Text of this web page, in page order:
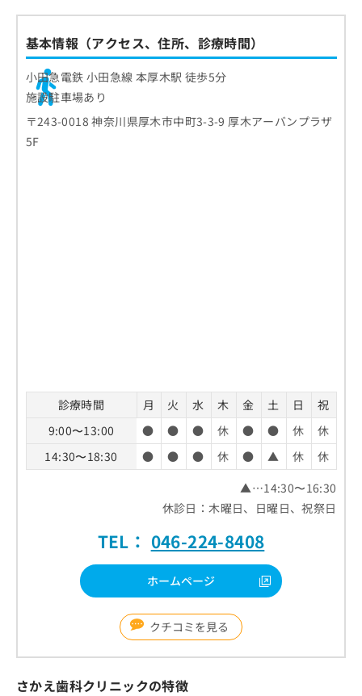
基本情報（アクセス、住所、診療時間）
小田急電鉄 小田急線 本厚木駅 徒歩5分
施設駐車場あり
〒243-0018 神奈川県厚木市中町3-3-9 厚木アーバンプラザ
5F
診療時間 月 火 水 木 金 土 日
祝
9:00〜13:00
● ● ● 休 ● ● 休
休
14:30〜18:30
● ● ● 休 ● ▲ 休
休
▲…14:30〜16:30
休診日：木曜日、日曜日、祝祭日
TEL： 046-224-8408
ホームページ
クチコミを見る
さかえ歯科クリニックの特徴